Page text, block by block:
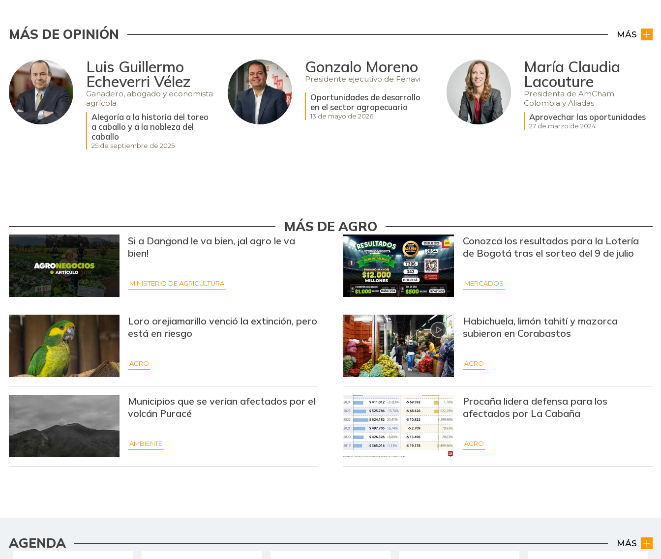
MÁS DE OPINIÓN MÁS
Luis Guillermo
Echeverri Vélez
Ganadero, abogado y economista
agrícola
Alegoría a la historia del toreo
a caballo y a la nobleza del
caballo
25 de septiembre de 2025
Gonzalo Moreno
Presidente ejecutivo de Fenavi
Oportunidades de desarrollo
en el sector agropecuario
13 de mayo de 2026
María Claudia
Lacouture
Presidenta de AmCham
Colombia y Aliadas
Aprovechar las oportunidades
27 de marzo de 2024
MÁS DE AGRO
Si a Dangond le va bien, ¡al agro le va
bien!
MINISTERIO DE AGRICULTURA
Conozca los resultados para la Lotería
de Bogotá tras el sorteo del 9 de julio
MERCADOS
Loro orejiamarillo venció la extinción, pero
está en riesgo
AGRO
Habichuela, limón tahití y mazorca
subieron en Corabastos
AGRO
Municipios que se verían afectados por el
volcán Puracé
AMBIENTE
Procaña lidera defensa para los
afectados por La Cabaña
AGRO
AGENDA MÁS